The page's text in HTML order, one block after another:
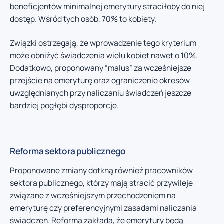
beneficjentów minimalnej emerytury straciłoby do niej
dostęp. Wśród tych osób, 70% to kobiety.
Związki ostrzegają, że wprowadzenie tego kryterium
może obniżyć świadczenia wielu kobiet nawet o 10%.
Dodatkowo, proponowany “malus” za wcześniejsze
przejście na emeryturę oraz ograniczenie okresów
uwzględnianych przy naliczaniu świadczeń jeszcze
bardziej pogłębi dysproporcje.
Reforma sektora publicznego
Proponowane zmiany dotkną również pracowników
sektora publicznego, którzy mają stracić przywileje
związane z wcześniejszym przechodzeniem na
emeryturę czy preferencyjnymi zasadami naliczania
świadczeń. Reforma zakłada, że emerytury będą